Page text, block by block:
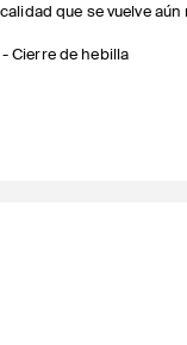
calidad que se vuelve
Cierre de hebilla